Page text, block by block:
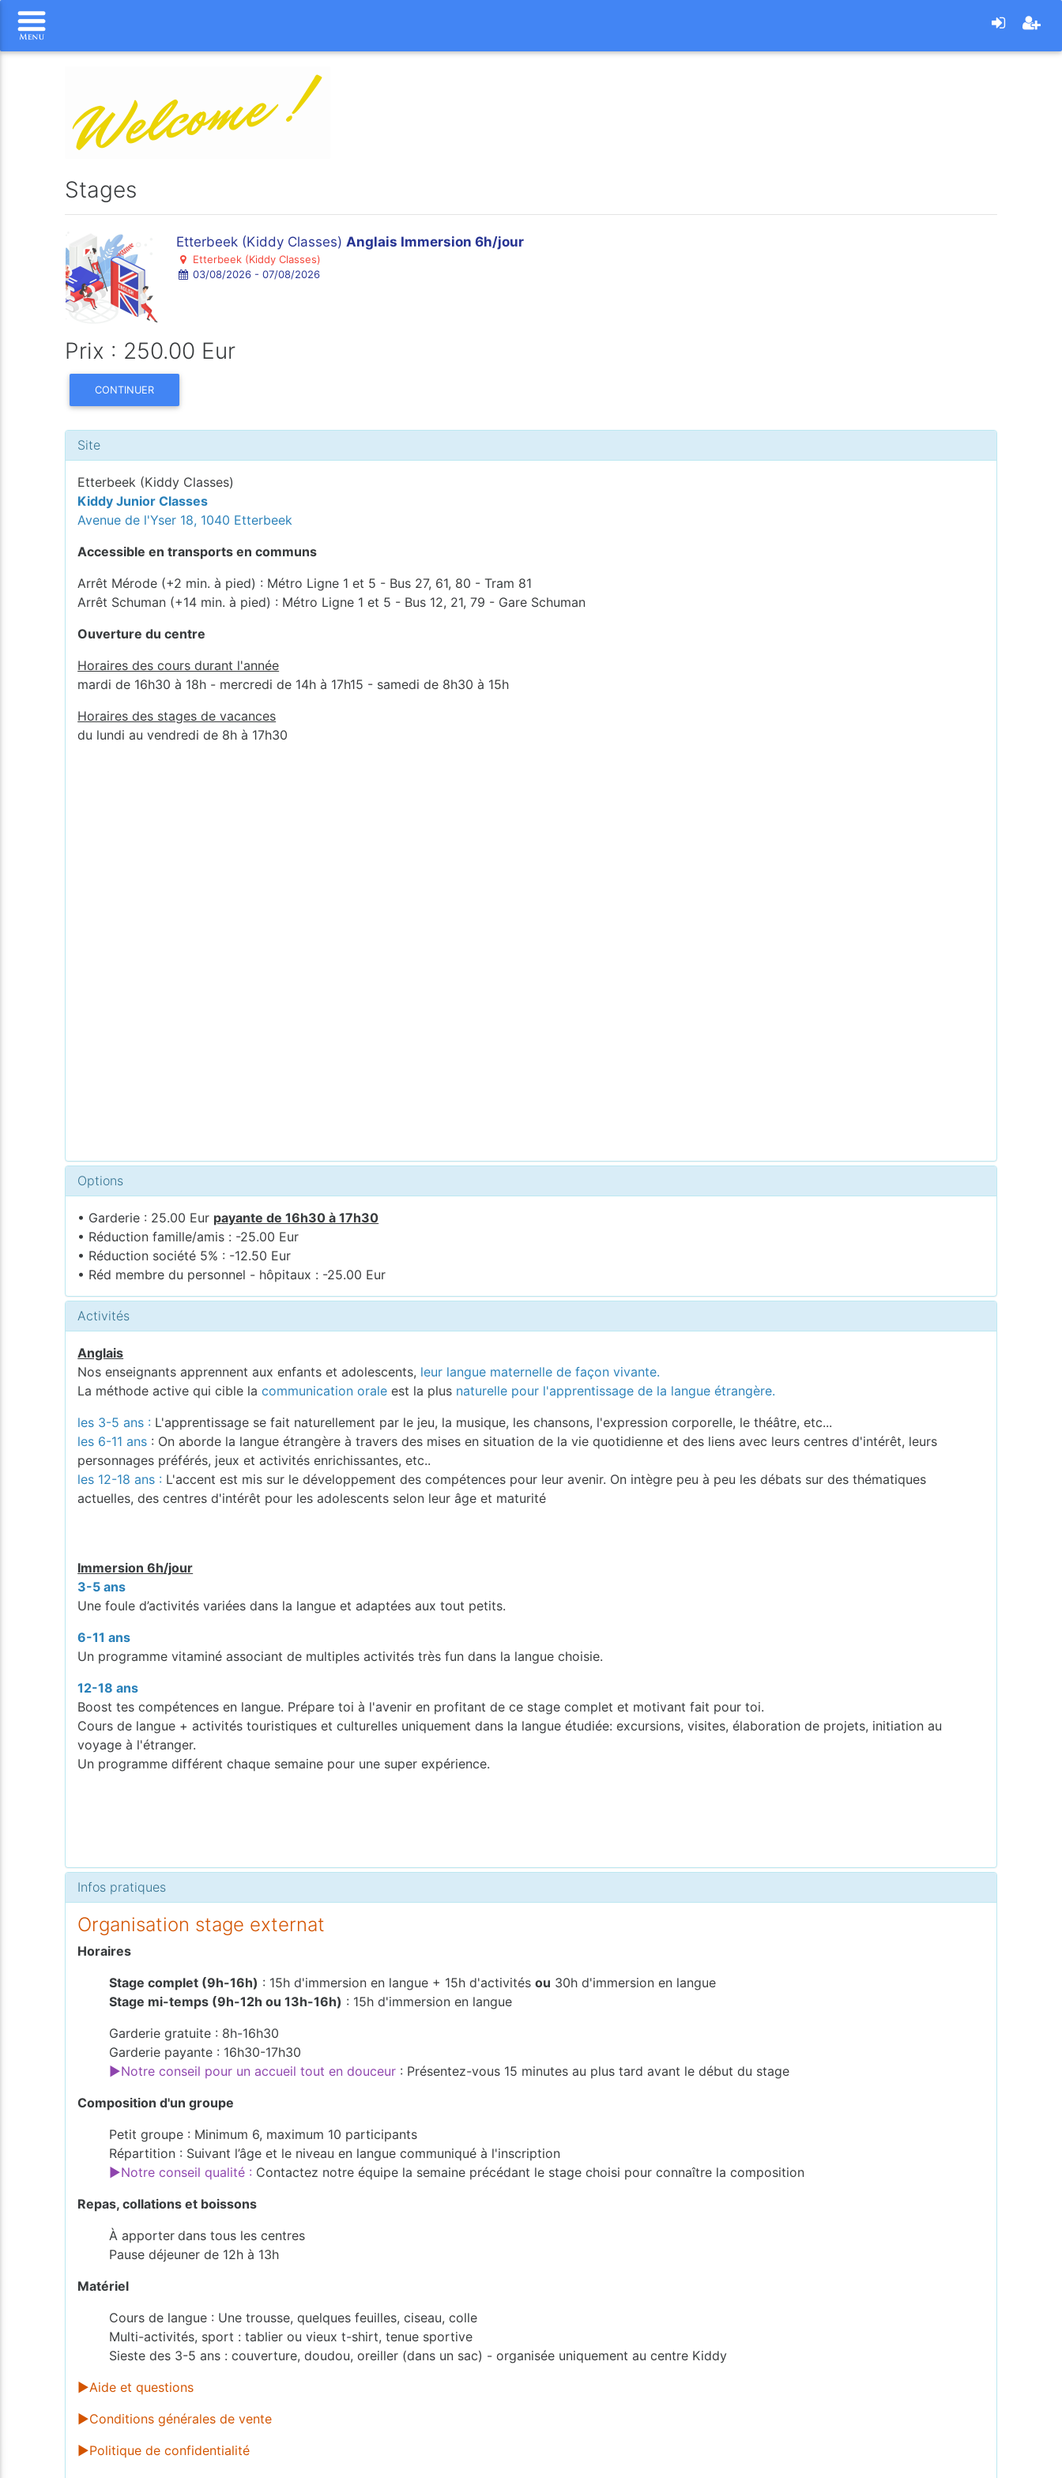
Stages
Etterbeek (Kiddy Classes)Anglais Immersion 6h/jour
Etterbeek (Kiddy Classes)
03/08/2026 - 07/08/2026
Prix : 250.00 Eur
CONTINUER
Site
Etterbeek (Kiddy Classes)
Kiddy Junior Classes
Avenue de l'Yser 18, 1040 Etterbeek
Accessible en transports en communs
Arrêt Mérode (+2 min. à pied) : Métro Ligne 1 et 5 - Bus 27, 61, 80 - Tram 81
Arrêt Schuman (+14 min. à pied) : Métro Ligne 1 et 5 - Bus 12, 21, 79 - Gare Schuman
Ouverture du centre
Horaires des cours durant l'année
mardi de 16h30 à 18h - mercredi de 14h à 17h15 - samedi de 8h30 à 15h
Horaires des stages de vacances
du lundi au vendredi de 8h à 17h30
Options
• Garderie : 25.00 Eur payante de 16h30 à 17h30
• Réduction famille/amis : -25.00 Eur
• Réduction société 5% : -12.50 Eur
• Réd membre du personnel - hôpitaux : -25.00 Eur
Activités
Anglais
Nos enseignants apprennent aux enfants et adolescents, leur langue maternelle de façon vivante.
La méthode active qui cible lacommunication oraleest la plus naturelle pour l'apprentissage de la langue étrangère.
les 3-5 ans : L'apprentissage se fait naturellement par le jeu, la musique, les chansons, l'expression corporelle, le théâtre, etc...
les 6-11 ans : On aborde la langue étrangère à travers des mises en situation de la vie quotidienne et des liens avec leurs centres d'intérêt, leurs
personnages préférés, jeux et activités enrichissantes, etc..
les 12-18 ans : L'accent est mis sur le développement des compétences pour leur avenir. On intègre peu à peu les débats sur des thématiques
actuelles, des centres d'intérêt pour les adolescents selon leur âge et maturité
Immersion 6h/jour
3-5 ans
Une foule d’activités variées dans la langue et adaptées aux tout petits.
6-11 ans
Un programme vitaminé associant de multiples activités très fun dans la langue choisie.
12-18 ans
Boost tes compétences en langue. Prépare toi à l'avenir en profitant de ce stage complet et motivant fait pour toi.
Cours de langue + activités touristiques et culturelles uniquement dans la langue étudiée: excursions, visites, élaboration de projets, initiation au
voyage à l'étranger.
Un programme différent chaque semaine pour une super expérience.
Infos pratiques
Organisation stage externat
Horaires
Stage complet (9h-16h) : 15h d'immersion en langue + 15h d'activitésou 30h d'immersion en langue
Stage mi-temps (9h-12h ou 13h-16h) : 15h d'immersion en langue
Garderie gratuite : 8h-16h30
Garderie payante : 16h30-17h30
►Notre conseil pour un accueil tout en douceur : Présentez-vous 15 minutes au plus tard avant le début du stage
Composition d'un groupe
Petit groupe : Minimum 6, maximum 10 participants
Répartition : Suivant l’âge et le niveau en langue communiqué à l'inscription
►Notre conseil qualité : Contactez notre équipe la semaine précédant le stage choisi pour connaître la composition
Repas, collations et boissons
À apporter dans tous les centres
Pause déjeuner de 12h à 13h
Matériel
Cours de langue : Une trousse, quelques feuilles, ciseau, colle
Multi-activités, sport : tablier ou vieux t-shirt, tenue sportive
Sieste des 3-5 ans : couverture, doudou, oreiller (dans un sac) - organisée uniquement au centre Kiddy
►Aide et questions
►Conditions générales de vente
►Politique de confidentialité